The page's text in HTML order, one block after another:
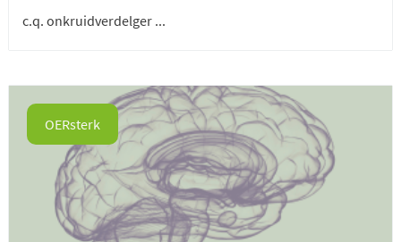
c.q. onkruidverdelger ...
OERsterk